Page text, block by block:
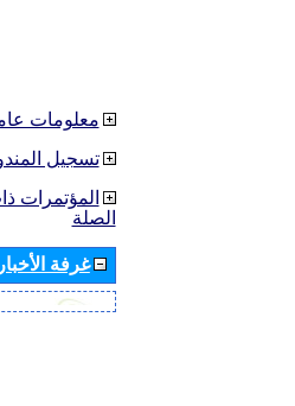
معلومات
تسجيل
المؤتمرات
الصلة
غرفة الأخبار